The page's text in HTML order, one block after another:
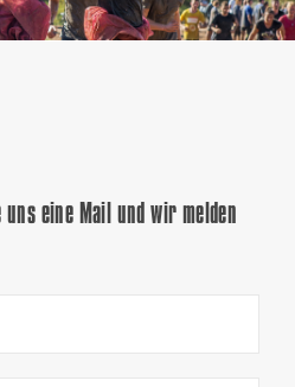
uns eine Mail und wir melden